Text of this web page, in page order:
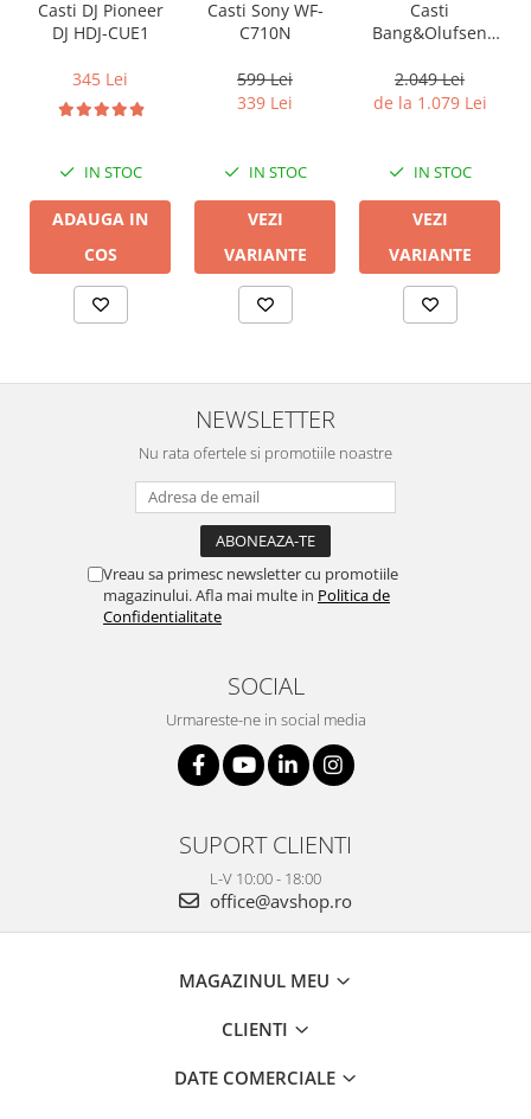
Casti DJ Pioneer
DJ HDJ-CUE1
345 Lei
IN STOC
ADAUGA IN
COS
Casti Sony WF-
C710N
599 Lei
339 Lei
IN STOC
VEZI
VARIANTE
Casti
Bang&Olufsen
2.049 Lei
de la 1.079 Lei
IN STOC
VEZI
VARIANTE
NEWSLETTER
Nu rata ofertele si promotiile noastre
Vreau sa primesc newsletter cu promotiile
magazinului. Afla mai multe in Politica de
Confidentialitate
SOCIAL
Urmareste-ne in social media
SUPORT CLIENTI
L-V 10:00 - 18:00
office@avshop.ro
MAGAZINUL MEU
CLIENTI
DATE COMERCIALE